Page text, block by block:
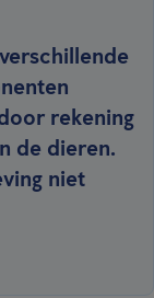
rekening
de dieren.
niet